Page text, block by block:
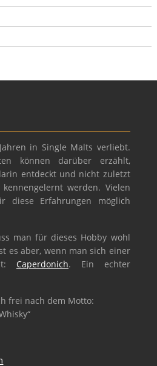
in Single Malts verliebt.
können darüber erzählt,
entdeckt und nicht zuletzt
werden. Vielen
diese Erfahrungen möglich
man für dieses Hobby wohl
es aber, wenn man sich einer
Caperdonich. Ein echter
frei nach dem Motto: